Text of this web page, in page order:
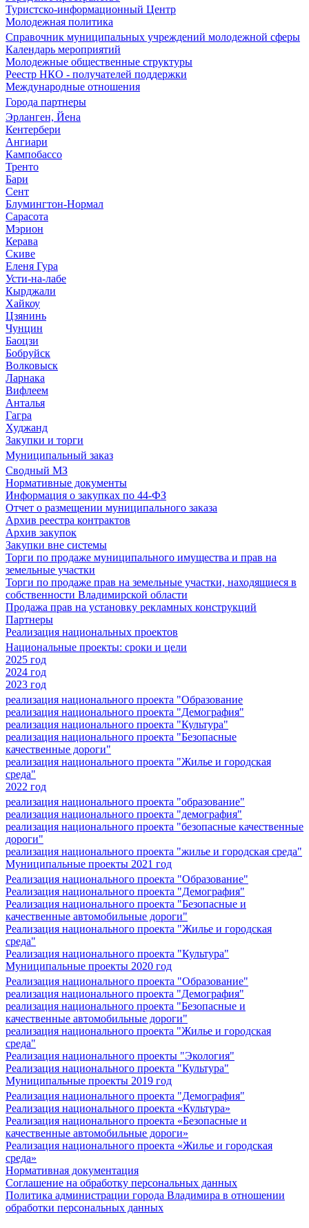
Туристско-информационный Центр
Молодежная политика
Справочник муниципальных учреждений молодежной сферы
Календарь мероприятий
Молодежные общественные структуры
Реестр НКО - получателей поддержки
Международные отношения
Города партнеры
Эрланген, Йена
Кентербери
Ангиари
Кампобассо
Тренто
Бари
Сент
Блумингтон-Нормал
Сарасота
Мэрион
Керава
Скиве
Еленя Гура
Усти-на-лабе
Кырджали
Хайкоу
Цзянинь
Чунцин
Баоцзи
Бобруйск
Волковыск
Ларнака
Вифлеем
Анталья
Гагра
Худжанд
Закупки и торги
Муниципальный заказ
Сводный МЗ
Нормативные документы
Информация о закупках по 44-ФЗ
Отчет о размещении муниципального заказа
Архив реестра контрактов
Архив закупок
Закупки вне системы
Торги по продаже муниципального имущества и прав на
земельные участки
Торги по продаже прав на земельные участки, находящиеся в
собственности Владимирской области
Продажа прав на установку рекламных конструкций
Партнеры
Реализация национальных проектов
Национальные проекты: сроки и цели
2025 год
2024 год
2023 год
реализация национального проекта "Образование
реализация национального проекта "Демография"
реализация национального проекта "Культура"
реализация национального проекта "Безопасные
качественные дороги"
реализация национального проекта "Жилье и городская
среда"
2022 год
реализация национального проекта "образование"
реализация национального проекта "демография"
реализация национального проекта "безопасные качественные
дороги"
реализация национального проекта "жилье и городская среда"
Муниципальные проекты 2021 год
Реализация национального проекта "Образование"
Реализация национального проекта "Демография"
Реализация национального проекта "Безопасные и
качественные автомобильные дороги"
Реализация национального проекта "Жилье и городская
среда"
Реализация национального проекта "Культура"
Муниципальные проекты 2020 год
Реализация национального проекта "Образование"
реализация национального проекта "Демография"
реализация национального проекта "Безопасные и
качественные автомобильные дороги"
реализация национального проекта "Жилье и городская
среда"
Реализация национального проекты "Экология"
Реализация национального проекта "Культура"
Муниципальные проекты 2019 год
Реализация национального проекта "Демография"
Реализация национального проекта «Культура»
Реализация национального проекта «Безопасные и
качественные автомобильные дороги»
Реализация национального проекта «Жилье и городская
среда»
Нормативная документация
Соглашение на обработку персональных данных
Политика администрации города Владимира в отношении
обработки персональных данных